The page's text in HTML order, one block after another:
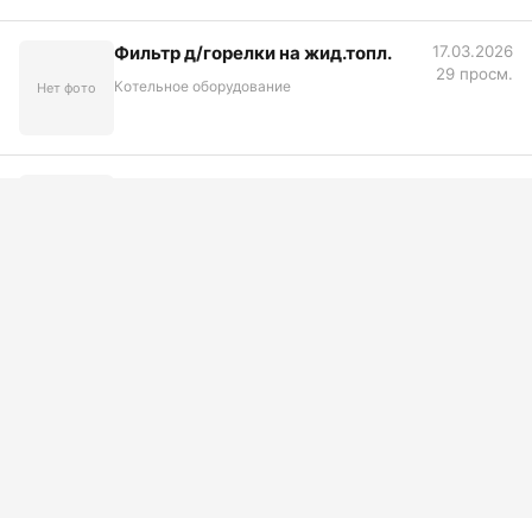
Нет фото
Фильтр д/горелки на жид.топл.
Котельное оборудование
17.03.2026
29 просм.